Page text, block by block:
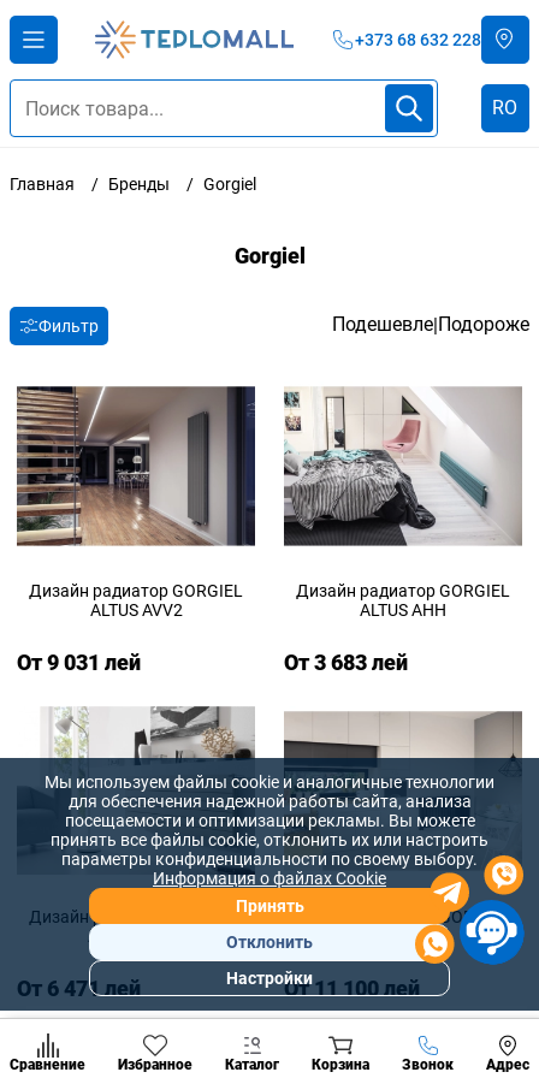
+373 68 632 228
RO
Главная Бренды Gorgiel
Gorgiel
Фильтр Подешевле|Подороже
Дизайн радиатор GORGIEL
ALTUS AVV2
От 9 031 лей
Дизайн радиатор GORGIEL
ALTUS AHH
От 3 683 лей
Дизайн радиатор GORGIEL
ALTUS AHH2
От 6 471 лей
Дизайн радиатор GORGIEL
ALTUS AHV2
От 11 100 лей
Сравнение Избранное Каталог Корзина Звонок Адрес
Позвонить
разделы
Мы используем файлы cookie и аналогичные технологии
для обеспечения надежной работы сайта, анализа
посещаемости и оптимизации рекламы. Вы можете
принять все файлы cookie, отклонить их или настроить
параметры конфиденциальности по своему выбору.
Информация о файлах Cookie
Принять
Отклонить
Настройки